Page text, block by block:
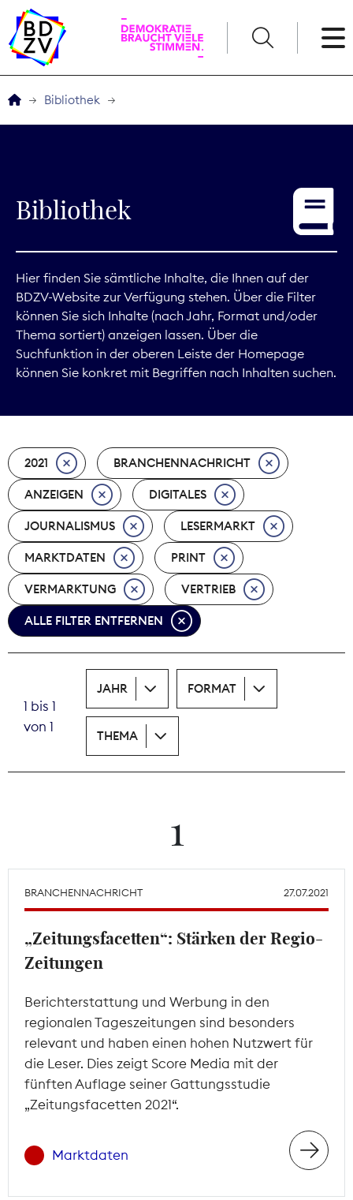
Service
Digitales
Kommunikation
Marktdaten
Nachhaltigkeit
Nachwuchs
Nova Award
Pressefreiheit
Print
Theodor-Wolff-Preis
Bibliothek
Bibliothek
Hier finden Sie sämtliche Inhalte, die Ihnen auf der
BDZV-Website zur Verfügung stehen. Über die Filter
können Sie sich Inhalte (nach Jahr, Format und/oder
Thema sortiert) anzeigen lassen. Über die
Suchfunktion in der oberen Leiste der Homepage
können Sie konkret mit Begriffen nach Inhalten suchen.
2021 BRANCHENNACHRICHT
ANZEIGEN DIGITALES
JOURNALISMUS LESERMARKT
MARKTDATEN PRINT
VERMARKTUNG VERTRIEB
ALLE FILTER ENTFERNEN
1 bis 1
von 1
JAHR FORMAT
THEMA
1
BRANCHENNACHRICHT 27.07.2021
„Zeitungsfacetten“: Stärken der Regio-
Zeitungen
Berichterstattung und Werbung in den
regionalen Tageszeitungen sind besonders
relevant und haben einen hohen Nutzwert für
die Leser. Dies zeigt Score Media mit der
fünften Auflage seiner Gattungsstudie
„Zeitungsfacetten 2021“.
Marktdaten